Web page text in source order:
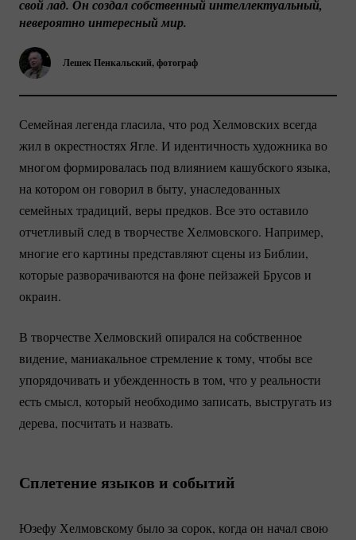
Лешек Пенкальский, фотограф
свой лад. Он создал собственный интеллектуальный,
невероятно интересный мир.
Семейная легенда гласила, что род Хелмовских всегда
жил в окрестностях Ягле. И идентичность художника во
многом формировалась под влиянием кашубского языка,
на котором он говорил в быту, унаследованных
семейных традиций, веры предков. Все это оставило
отчетливый след в творчестве Хелмовского. Например,
многие его картины представляют сцены из Библии,
которые разворачиваются на фоне пейзажей Брусов и
окраин.
В творчестве Хелмовский опирался на собственное
видение, маниакальное стремление к тому, чтобы все
упорядочивать и убежденность в том, что у реальности
есть смысл, который необходимо записать, выстругать из
дерева, посчитать и назвать.
Сплетение языков и событий
Юзефу Хелмовскому было за сорок, когда он начал свою